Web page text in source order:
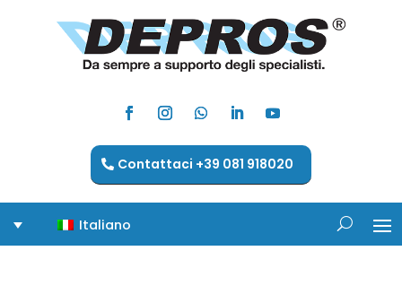
Contattaci +39 081 918020
Italiano